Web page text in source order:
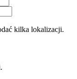
kilka lokalizacji.